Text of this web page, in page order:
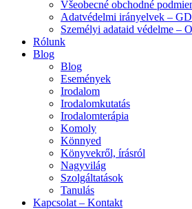
Všeobecné obchodné
Adatvédelmi irányelvek –
Személyi adataid védelme –
Rólunk
Blog
Blog
Események
Irodalom
Irodalomkutatás
Irodalomterápia
Komoly
Könnyed
Könyvekről, írásról
Nagyvilág
Szolgáltatások
Tanulás
Kapcsolat – Kontakt